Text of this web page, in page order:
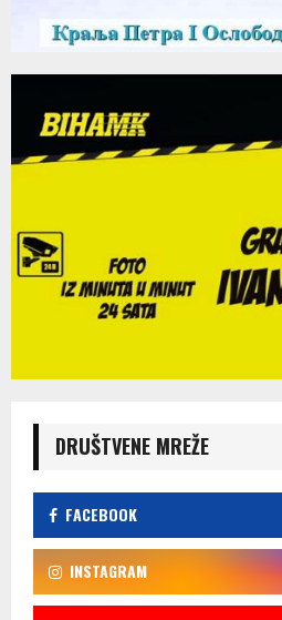
DRUŠTVENE MREŽE
FACEBOOK
INSTAGRAM